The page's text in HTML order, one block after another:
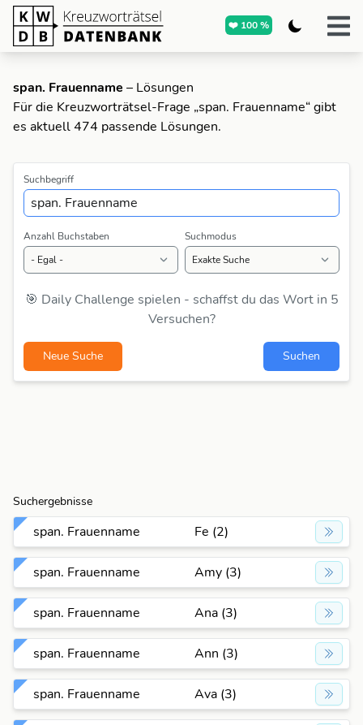
❤️ 100 %
span. Frauenname – Lösungen
Für die Kreuzworträtsel-Frage „span. Frauenname“ gibt
es aktuell 474 passende Lösungen.
Suchbegriff
Anzahl Buchstaben Suchmodus
🎯 Daily Challenge spielen - schaffst du das Wort in 5
Versuchen?
Neue Suche Suchen
Suchergebnisse
span. Frauenname Fe (2)
span. Frauenname Amy (3)
span. Frauenname Ana (3)
span. Frauenname Ann (3)
span. Frauenname Ava (3)